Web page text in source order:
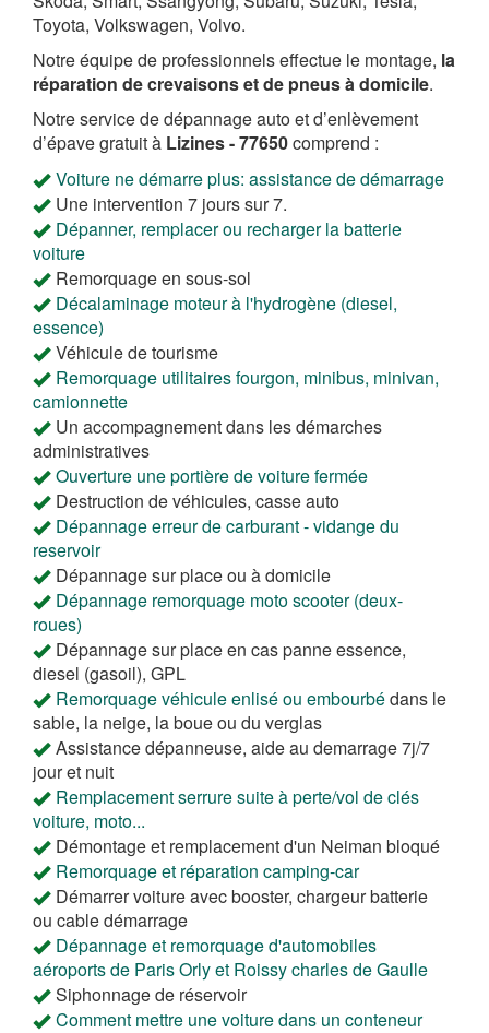
Toyota, Volkswagen, Volvo.
Notre équipe de professionnels effectue le montage, la
réparation de crevaisons et de pneus à domicile.
Notre service de dépannage auto et d’enlèvement
d’épave gratuit à Lizines - 77650comprend :
Voiture ne démarre plus: assistance de démarrage
Une intervention 7 jours sur 7.
Dépanner, remplacer ou recharger la batterie
voiture
Remorquage en sous-sol
Décalaminage moteur à l'hydrogène (diesel,
essence)
Véhicule de tourisme
Remorquage utilitaires fourgon, minibus, minivan,
camionnette
Un accompagnement dans les démarches
administratives
Ouverture une portière de voiture fermée
Destruction de véhicules, casse auto
Dépannage erreur de carburant - vidange du
reservoir
Dépannage sur place ou à domicile
Dépannage remorquage moto scooter (deux-
roues)
Dépannage sur place en cas panne essence,
diesel (gasoil), GPL
Remorquage véhicule enlisé ou embourbédans le
sable, la neige, la boue ou du verglas
Assistance dépanneuse, aide au demarrage 7j/7
jour et nuit
Remplacement serrure suite à perte/vol de clés
voiture, moto...
Démontage et remplacement d'un Neiman bloqué
Remorquage et réparation camping-car
Démarrer voiture avec booster, chargeur batterie
ou cable démarrage
Dépannage et remorquage d'automobiles
aéroports de Paris Orly et Roissy charles de Gaulle
Siphonnage de réservoir
Comment mettre une voiture dans un conteneur